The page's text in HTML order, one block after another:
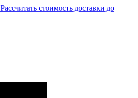
Рассчитать стоимость доставки до